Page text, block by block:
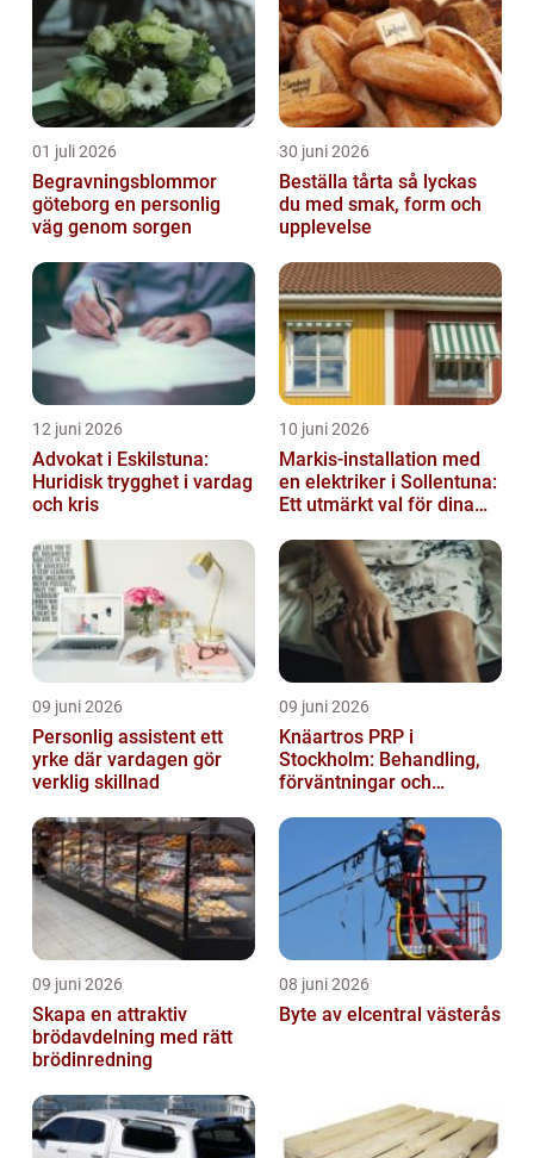
01 juli 2026
Begravningsblommor
göteborg en personlig
väg genom sorgen
30 juni 2026
Beställa tårta så lyckas
du med smak, form och
upplevelse
12 juni 2026
Advokat i Eskilstuna:
Huridisk trygghet i vardag
och kris
10 juni 2026
Markis-installation med
en elektriker i Sollentuna:
Ett utmärkt val för dina
09 juni 2026
Personlig assistent ett
yrke där vardagen gör
verklig skillnad
09 juni 2026
Knäartros PRP i
Stockholm: Behandling,
förväntningar och
09 juni 2026
Skapa en attraktiv
brödavdelning med rätt
brödinredning
08 juni 2026
Byte av elcentral västerås